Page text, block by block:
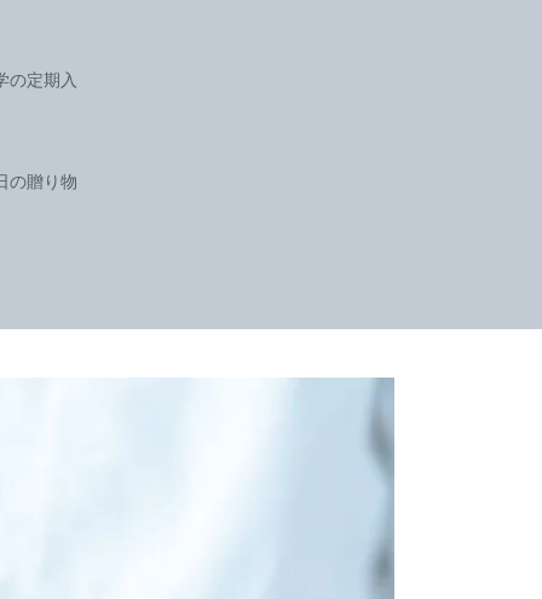
の定期入
の贈り物